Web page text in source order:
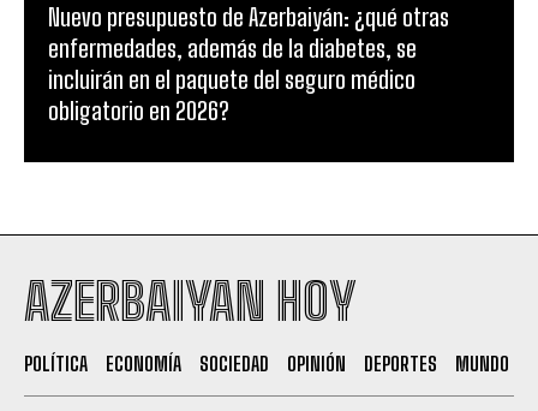
Nuevo presupuesto de Azerbaiyán: ¿qué otras
enfermedades, además de la diabetes, se
incluirán en el paquete del seguro médico
obligatorio en 2026?
AZERBAIYAN HOY
POLÍTICA ECONOMÍA SOCIEDAD OPINIÓN DEPORTES MUNDO